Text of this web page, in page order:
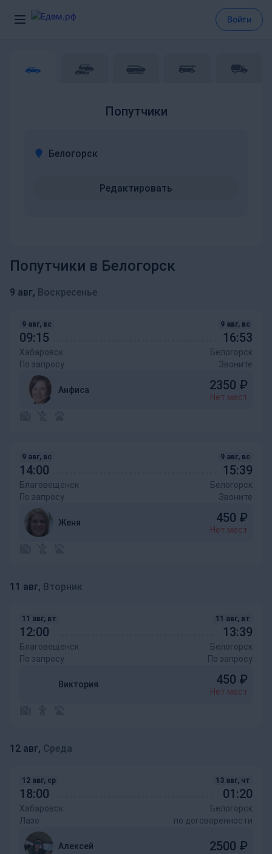
Войти
Попутчики
Белогорск
Редактировать
Попутчики в Белогорск
9 авг, Воскресенье
09:15
9 авг, вс
Хабаровск
По запросу
16:53
9 авг, вс
Белогорск
Звоните
Анфиса 2350 ₽
Нет мест
14:00
9 авг, вс
Благовещенск
По запросу
15:39
9 авг, вс
Белогорск
Звоните
Женя 450 ₽
Нет мест
11 авг, Вторник
12:00
11 авг, вт
Благовещенск
По запросу
13:39
11 авг, вт
Белогорск
По запросу
Виктория 450 ₽
Нет мест
12 авг, Среда
18:00
12 авг, ср
Хабаровск
Лазо
01:20
13 авг, чт
Белогорск
по договоренности
Алексей 2500 ₽